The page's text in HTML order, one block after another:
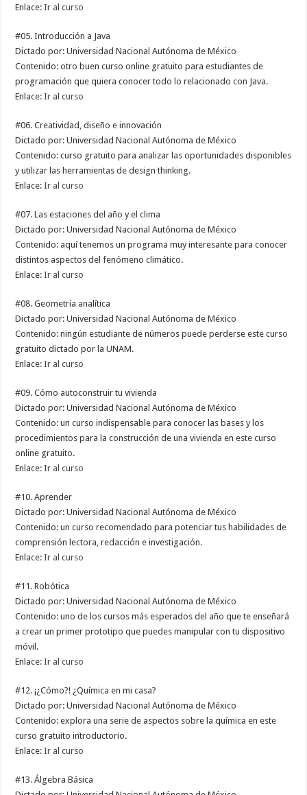
Enlace:Ir al curso
#05. Introducción a Java
Dictado por: Universidad Nacional Autónoma de México
Contenido: otro buen curso online gratuito para estudiantes de
programación que quiera conocer todo lo relacionado con Java.
Enlace:Ir al curso
#06. Creatividad, diseño e innovación
Dictado por: Universidad Nacional Autónoma de México
Contenido: curso gratuito para analizar las oportunidades disponibles
y utilizar las herramientas de design thinking.
Enlace: Ir al curso
#07. Las estaciones del año y el clima
Dictado por: Universidad Nacional Autónoma de México
Contenido: aquí tenemos un programa muy interesante para conocer
distintos aspectos del fenómeno climático.
Enlace:Ir al curso
#08. Geometría analítica
Dictado por: Universidad Nacional Autónoma de México
Contenido: ningún estudiante de números puede perderse este curso
gratuito dictado por la UNAM.
Enlace:Ir al curso
#09. Cómo autoconstruir tu vivienda
Dictado por: Universidad Nacional Autónoma de México
Contenido: un curso indispensable para conocer las bases y los
procedimientos para la construcción de una vivienda en este curso
online gratuito.
Enlace:Ir al curso
#10. Aprender
Dictado por: Universidad Nacional Autónoma de México
Contenido: un curso recomendado para potenciar tus habilidades de
comprensión lectora, redacción e investigación.
Enlace:Ir al curso
#11. Robótica
Dictado por: Universidad Nacional Autónoma de México
Contenido: uno de los cursos más esperados del año que te enseñará
a crear un primer prototipo que puedes manipular con tu dispositivo
móvil.
Enlace:Ir al curso
#12. ¡¿Cómo?! ¿Química en mi casa?
Dictado por: Universidad Nacional Autónoma de México
Contenido: explora una serie de aspectos sobre la química en este
curso gratuito introductorio.
Enlace:Ir al curso
#13. Álgebra Básica